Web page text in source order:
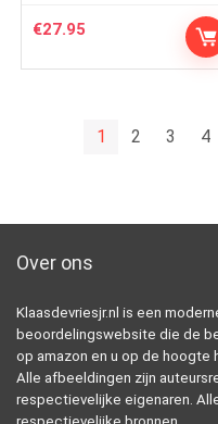
€27.95
1 2 3 4
Over ons
Klaasdevriesjr.nl is een
beoordelingswebsite die de
op amazon en u op de
Alle afbeeldingen zijn
respectievelijke eigenaren.